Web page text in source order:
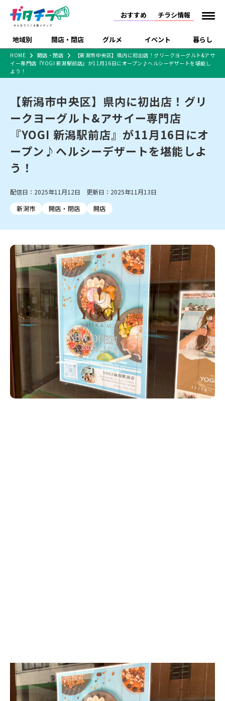
おすすめ チラシ情報
地域別 開店・閉店 グルメ イベント 暮らし
中越 上越
新潟市中央区 新潟市東区
新潟市南区
新潟市江南区 新潟市秋葉区
新潟市西蒲区
村上・関川
新発田・聖籠
胎内・粟島
三条・加茂・田上
五泉・阿賀野・阿賀
燕・弥彦
長岡・見附
小千谷・十日町・津南
魚沼・南魚沼・湯沢
柏崎・刈羽・出雲崎
上越・妙高・糸魚川
リニューアル・移転 休業 開店まとめ
閉店まとめ
新潟市・開店
新潟市・閉店
長岡市・開店
ラーメン・開店
和食 洋食
ご当地グルメ 食べ歩き テイクアウト
カフェ
居酒屋・バー 焼肉
パスタ
パン・ベーカリー
タレカツ・豚カツ
デカ盛り・大盛り
旨辛・激辛
定食・町定食 海鮮・鮨
そば・うどん
日本酒・新潟清酒
ワイン・クラフトビール
ケーキ・パフェ
ビアガーデン・暑気払い
忘新年会・歓送迎会
趣味・展示会 ライブ・コンサート
セミナー・講演会 子ども向け
住宅展示場
完成見学会 学生スポーツ アルビレックス
店
食品メーカー・県産
品
習い事・塾
観光スポット
温泉・入浴 ホテル
リラクゼーション・整体
スキー場
病院・クリニック
イオンモール
ビルボードプレイスBP
新潟伊勢丹
ピア万代
リバーサイド千秋
パティオPATIO
特集・まとめ記事
セツコママ ランキング 新潟人
キャンペーン
開店まとめ
食品スーパー・コンビ
戸建住宅・マンショ
ショッピングモール・
大型施設
ドラッグストア・ホーム
センター
ファッション 生活サービス
インテリア・雑貨
外食・テイクアウト
新車・中古車・カー用品
旅行・レジャー
上越・妙高・糸魚川 チラシ
注目 チラシ
週末セール
火曜セール
オープン・リニューアルセール
周年祭・感謝祭セール
年末・初売りセール
HOME 開店・閉店
【新潟市中央区】県内に初出店！グリークヨーグルト&アサ
イー専門店『YOGI 新潟駅前店』が11月16日にオープン♪ヘルシーデザートを堪能し
よう！
【新潟市中央区】県内に初出店！グリ
ークヨーグルト&アサイー専門店
『YOGI 新潟駅前店』が11月16日にオ
ープン♪ヘルシーデザートを堪能しよ
う！
配信日：2025年11月12日 更新日：2025年11月13日
新潟市
開店・閉店 開店